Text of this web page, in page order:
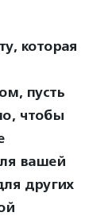
которая
пусть
чтобы
вашей
других